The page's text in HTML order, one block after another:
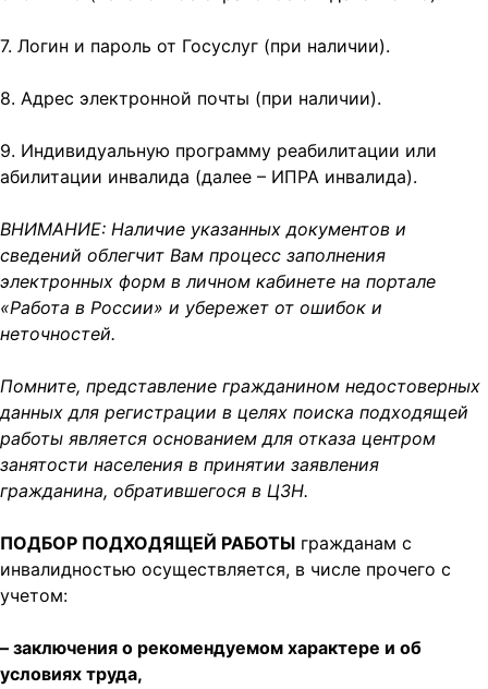
7. Логин и пароль от Госуслуг (при наличии).
8. Адрес электронной почты (при наличии).
9. Индивидуальную программу реабилитации или
абилитации инвалида (далее – ИПРА инвалида).
ВНИМАНИЕ: Наличие указанных документов и
сведений облегчит Вам процесс заполнения
электронных форм в личном кабинете на портале
«Работа в России» и убережет от ошибок и
неточностей.
Помните, представление гражданином недостоверных
данных для регистрации в целях поиска подходящей
работы является основанием для отказа центром
занятости населения в принятии заявления
гражданина, обратившегося в ЦЗН.
ПОДБОР ПОДХОДЯЩЕЙ РАБОТЫ гражданам с
инвалидностью осуществляется, в числе прочего с
учетом:
– заключения о рекомендуемом характере и об
условиях труда,